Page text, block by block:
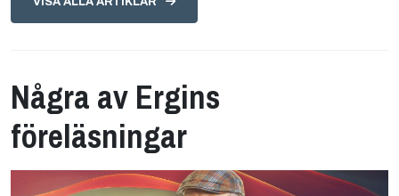
Några av Ergins
föreläsningar